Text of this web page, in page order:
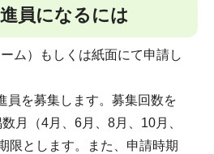
員になるには
ム）もしくは紙面にて申請し
員を募集します。募集回数を
月（4月、6月、8月、10月、
限とします。また、申請時期